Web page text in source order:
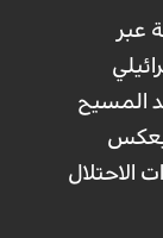
عبر
المسيح
يعكس
الاحتلال